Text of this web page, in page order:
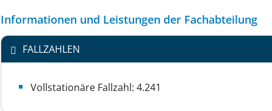
Informationen und Leistungen der Fachabteilung
FALLZAHLEN
Vollstationäre Fallzahl: 4.241